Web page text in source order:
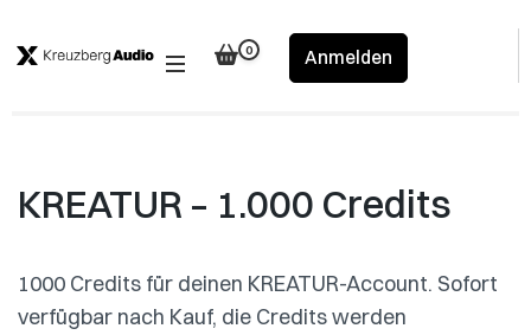
to
0 Anmelden
KREATUR – 1.000 Credits
1000 Credits für deinen KREATUR-Account. Sofort
verfügbar nach Kauf, die Credits werden